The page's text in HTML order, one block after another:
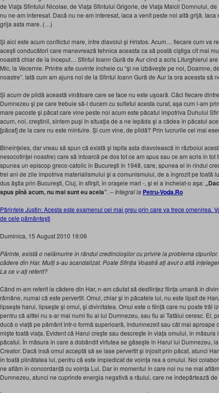
de Viaţa Sfîntului Nicolae, de Viaţa Sfîntului Grigorie, de Viaţa Maicii Domnului,
nu ne-am interesat. Dacă nu ne-am interesat, iaca a venit peste noi altă grijă.
grija asta mare. (…)
Şi aici este acum conflictul mare, între diavolul şi Hristos. Acum… fiecare cum va
aceşti conducători care manevrează tehnica aceasta ca să poată cîştiga cît mai
noastră chiar de la început… Sfîntul Ioann Gură de Aur cînd a scris Liturghierul
Mic, la Vecernie. Printre alte cuvinte încheie cu “şi ne izbăveşte pe noi, Doamne,
noastre”. Iată cum am ajuns noi de la Sfîntul Ioann Gură de Aur la ora aceasta să
Şi acum de pildă această vînătoare care se face nu este uşoară. Căci fiecare
Dumnezeu şi pe care trebuie să-l ducem cu sufletul acesta curat, aşa cum l-am
mare pacoste şi păcat care vine peste noi acum este păcatul împotriva Duhului
acum, noi, creştinii, sîntem puşi în situaţia de a ne lepăda şi a cădea în păcatul
[păcat] de la care nu este mîntuire. Şi cum vine, de pildă? Prin lucrurile cel mai
Bineînţeles, dar vreau să spun că există şi ispita asta diavolească în războiul
nesocotinţei noastre) care să întoarcă pe dos tot ce am spus sau ce am scris în
spunea un episcop greco-catolic în Bucureşti în 1948, care, spunea el în rîndul
trei ani de zile împotriva materialismului şi a comunismului, de a îngrozit pe toată
dus ăştia prin Bucureşti, Cluj, în sfîrşit, în oraşele mari -, şi el a încheiat-o aşa:
spus pînă acum, nu mai sunt eu acela”. – Integral la Petru-Voda.Ro
Părintele Justin: Acesta este examenul cel mai greu prin care va trece omenirea.
de cele pământeşti
Duminica, 15 August 2010 19:06
Părinte, există o nelămurire în rândul credincioşilor cu privire la problema
cădere din Har. Mulți s-au scandalizat. Poate Sfinția Voastră ați avut o altă
La ce v-ați referit?
Când m-am referit la cădere din Har, n-am căutat să desființez ființa umană în
rămâne, numai că este pervertit. Omul, chiar şi în păcatele lui, nu este lipsit de
lipseşte harul, lipseşte şi omul, şi divinitatea. Omul este o ființă care nu poate trăi
pentru că altfel nu s-ar mai numi fiu al lui Dumnezeu, sau fiu al Tatălui ceresc. El,
ducă o viață pe pământ într-o formă superioară, îndumnezeit sau cât mai aproape
mişte toată viața. Evident că Harul creşte sau descreşte în viața omului, în
păcatul. În măsura în care a dobândit virtutea se găseşte în Harul lui Dumnezeu,
Creator. Dacă însă omul acceptă să se lase pervertit şi înjosit prin păcat, atunci
în toată plinătatea lui, pentru că este împiedicat de voința rea a omului. Noi
ne aflăm în concordanță cu voința Lui. Dar în momentul în care noi nu ne mai
Dumnezeu, atunci ne cuprinde energia negativă a răului, care ne îndepărtează de